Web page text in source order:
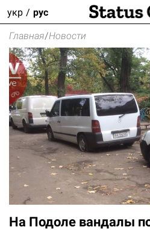
укр рус
Главная/Новости
На Подоле вандалы